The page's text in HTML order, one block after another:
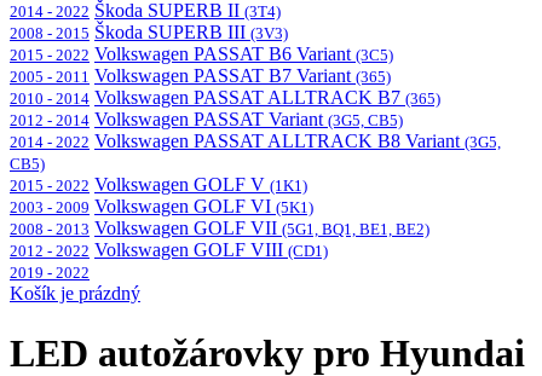
2014 - 2022 Škoda SUPERB II (3T4)
2008 - 2015 Škoda SUPERB III (3V3)
2015 - 2022 Volkswagen PASSAT B6 Variant (3C5)
2005 - 2011 Volkswagen PASSAT B7 Variant (365)
2010 - 2014 Volkswagen PASSAT ALLTRACK B7 (365)
2012 - 2014 Volkswagen PASSAT Variant (3G5, CB5)
2014 - 2022 Volkswagen PASSAT ALLTRACK B8 Variant (3G5,
CB5)
2015 - 2022 Volkswagen GOLF V (1K1)
2003 - 2009 Volkswagen GOLF VI (5K1)
2008 - 2013 Volkswagen GOLF VII (5G1, BQ1, BE1, BE2)
2012 - 2022 Volkswagen GOLF VIII (CD1)
2019 - 2022
Košík je prázdný
LED autožárovky pro Hyundai